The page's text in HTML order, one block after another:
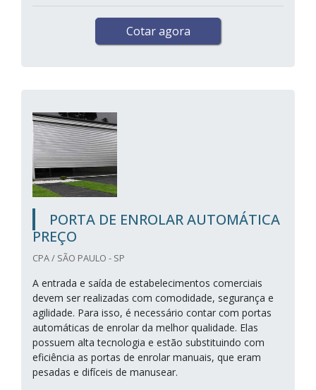
Cotar agora
PORTA DE ENROLAR AUTOMÁTICA
PREÇO
CPA / SÃO PAULO - SP
A entrada e saída de estabelecimentos comerciais
devem ser realizadas com comodidade, segurança e
agilidade. Para isso, é necessário contar com portas
automáticas de enrolar da melhor qualidade. Elas
possuem alta tecnologia e estão substituindo com
eficiência as portas de enrolar manuais, que eram
pesadas e difíceis de manusear.